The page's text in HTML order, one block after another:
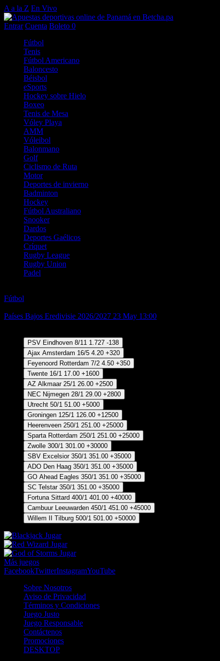
A a la Z En Vivo
Entrar Cuenta Boleto 0
Fútbol
Tenis
Fútbol Americano
Baloncesto
Béisbol
eSports
Hockey sobre Hielo
Boxeo
Tenis de Mesa
Vóley Playa
AMM
Vóleibol
Balonmano
Golf
Ciclismo de Ruta
Motor
Deportes de invierno
Badminton
Hockey
Fútbol Australiano
Snooker
Dardos
Deportes Gaélicos
Críquet
Rugby League
Rugby Union
Padel
Fútbol
Países Bajos Eredivisie 2026/2027 23 May 13:00
PSV Eindhoven 8/11 1.727 -138
Ajax Amsterdam 16/5 4.20 +320
Feyenoord Rotterdam 7/2 4.50 +350
Twente 16/1 17.00 +1600
AZ Alkmaar 25/1 26.00 +2500
NEC Nijmegen 28/1 29.00 +2800
Utrecht 50/1 51.00 +5000
Groningen 125/1 126.00 +12500
Heerenveen 250/1 251.00 +25000
Sparta Rotterdam 250/1 251.00 +25000
Zwolle 300/1 301.00 +30000
SBV Excelsior 350/1 351.00 +35000
ADO Den Haag 350/1 351.00 +35000
GO Ahead Eagles 350/1 351.00 +35000
SC Telstar 350/1 351.00 +35000
Fortuna Sittard 400/1 401.00 +40000
Cambuur Leeuwarden 450/1 451.00 +45000
Willem II Tilburg 500/1 501.00 +50000
Jugar
Jugar
Jugar
Más juegos
FacebookTwitterInstagramYouTube
Sobre Nosotros
Aviso de Privacidad
Términos y Condiciones
Juego Justo
Juego Responsable
Contáctenos
Promociones
DESKTOP